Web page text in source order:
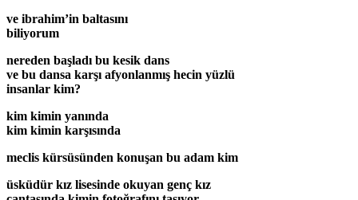
ve ibrahim’in baltasını
biliyorum
nereden başladı bu kesik dans
ve bu dansa karşı afyonlanmış hecin yüzlü
insanlar kim?
kim kimin yanında
kim kimin karşısında
meclis kürsüsünden konuşan bu adam kim
üsküdür kız lisesinde okuyan genç kız